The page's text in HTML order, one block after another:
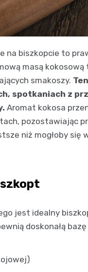
na biszkopcie to
masą
smakoszy.
spotkaniach z
Aromat kokosa
pozostawiając
niż mogłoby się
jest idealny
doskonałą